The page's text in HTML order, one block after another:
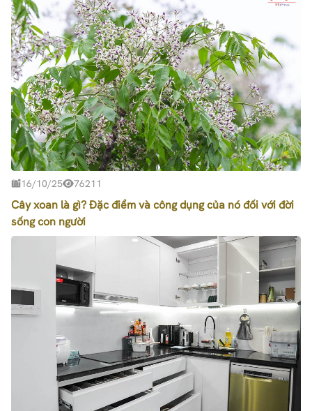
16/10/25 76211
Cây xoan là gì? Đặc điểm và công dụng của nó đối với đời
sống con người